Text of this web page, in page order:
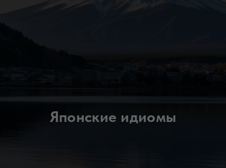
Японские идиомы